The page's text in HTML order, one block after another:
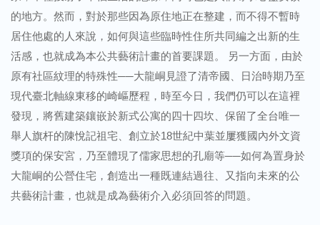
的地方。然而，對於那些因為原住地正在整建，而不得不暫時
居住他處的人來說，如何與這些臨時性住所共同編之出新的生
活感，也就成為本公共藝術計畫的首要課題。 另一方面，由於
原有社區紋理的特殊性──大龍峒見證了清帝國、日治時期乃至
現代臺北軸線東移的崎嶇歷程，時至今日，我們仍可以在這裡
發現，將舊建築鑲嵌於新式公寓的四十四坎、保留了全台唯一
舉人旗杆的陳悅記祖宅、創立於18世紀中葉並屢獲國內外文資
獎項的保安宮，乃至體現了儒家思想的孔廟等──如何為置身於
大龍峒的公營住宅，創造出一種既連結過往、又指向未來的公
共藝術計畫，也就是成為藝術介入必須回答的問題。